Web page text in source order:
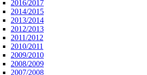
2016/2017
2014/2015
2013/2014
2012/2013
2011/2012
2010/2011
2009/2010
2008/2009
2007/2008